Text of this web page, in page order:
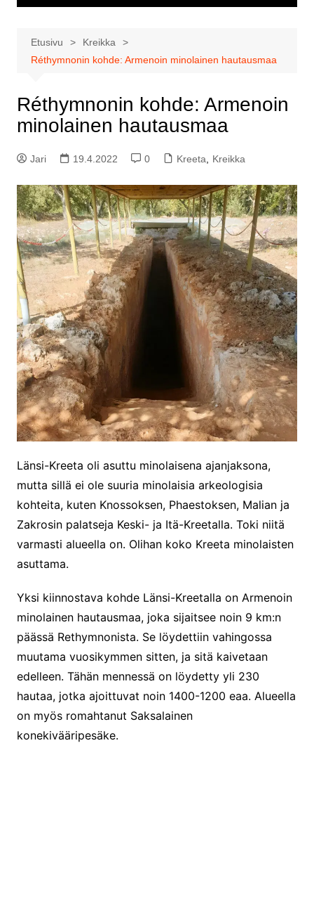
Etusivu
Kreikka
Réthymnonin kohde: Armenoin minolainen hautausmaa
Réthymnonin kohde: Armenoin
minolainen hautausmaa
Jari 19.4.2022 0 Kreeta Kreikka
Länsi-Kreeta oli asuttu minolaisena ajanjaksona,
mutta sillä ei ole suuria minolaisia arkeologisia
kohteita, kuten Knossoksen, Phaestoksen, Malian ja
Zakrosin palatseja Keski- ja Itä-Kreetalla. Toki niitä
varmasti alueella on. Olihan koko Kreeta minolaisten
asuttama.
Yksi kiinnostava kohde Länsi-Kreetalla on Armenoin
minolainen hautausmaa, joka sijaitsee noin 9 km:n
päässä Rethymnonista. Se löydettiin vahingossa
muutama vuosikymmen sitten, ja sitä kaivetaan
edelleen. Tähän mennessä on löydetty yli 230
hautaa, jotka ajoittuvat noin 1400-1200 eaa. Alueella
on myös romahtanut Saksalainen
konekivääripesäke.